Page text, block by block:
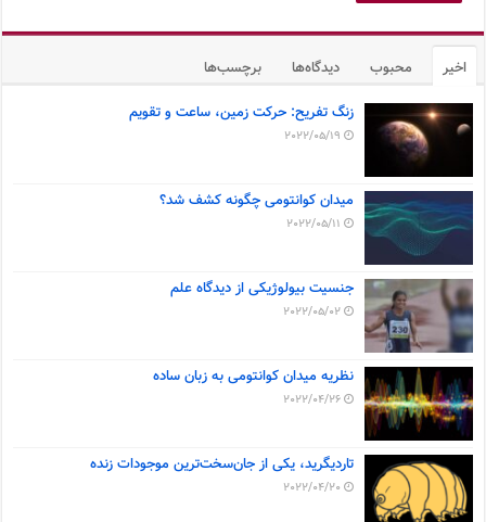
اخیر محبوب دیدگاه‌ها برچسب‌ها
زنگ تفریح: حرکت زمین، ساعت و تقویم
2022/05/19
میدان کوانتومی چگونه کشف شد؟
2022/05/11
جنسیت بیولوژیکی از دیدگاه علم
2022/05/02
نظریه میدان کوانتومی به زبان ساده
2022/04/26
تاردیگرید، یکی از جان‌سخت‌ترین موجودات زنده
2022/04/20